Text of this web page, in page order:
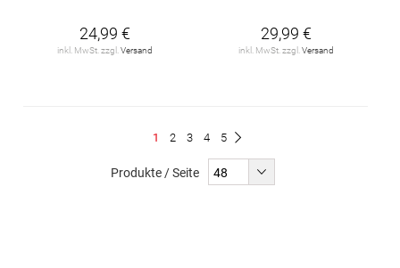
24,99 €
inkl. MwSt. zzgl. Versand
29,99 €
inkl. MwSt. zzgl. Versand
Du
1 Seite
2 Seite
3 Seite
4 Seite
5
Produkte / Seite